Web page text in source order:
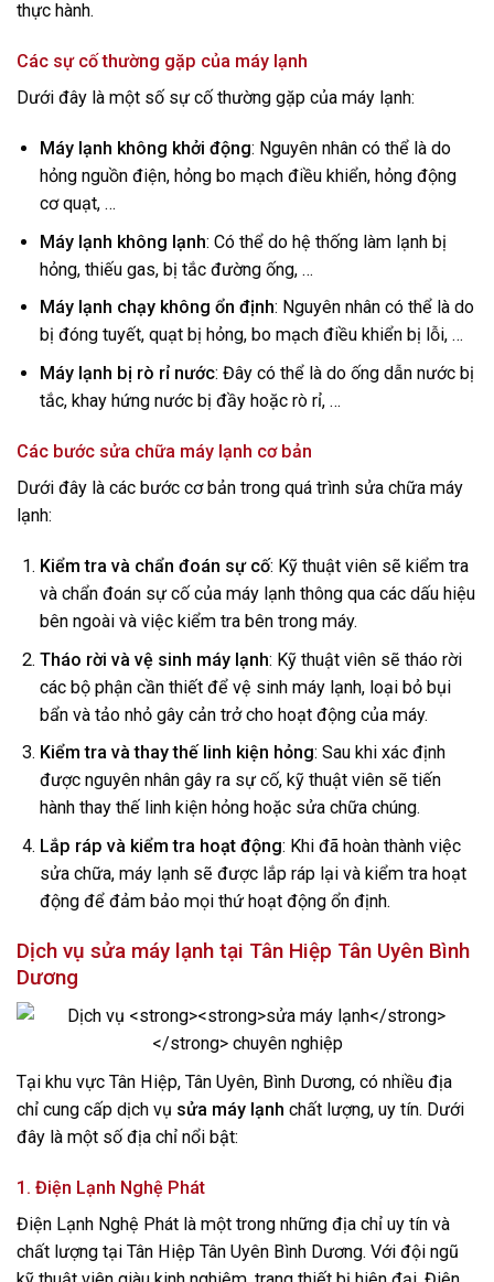
thực hành.
Các sự cố thường gặp của máy lạnh
Dưới đây là một số sự cố thường gặp của máy lạnh:
Máy lạnh không khởi động: Nguyên nhân có thể là do
hỏng nguồn điện, hỏng bo mạch điều khiển, hỏng động
cơ quạt, …
Máy lạnh không lạnh: Có thể do hệ thống làm lạnh bị
hỏng, thiếu gas, bị tắc đường ống, …
Máy lạnh chạy không ổn định: Nguyên nhân có thể là do
bị đóng tuyết, quạt bị hỏng, bo mạch điều khiển bị lỗi, …
Máy lạnh bị rò rỉ nước: Đây có thể là do ống dẫn nước bị
tắc, khay hứng nước bị đầy hoặc rò rỉ, …
Các bước sửa chữa máy lạnh cơ bản
Dưới đây là các bước cơ bản trong quá trình sửa chữa máy
lạnh:
Kiểm tra và chẩn đoán sự cố: Kỹ thuật viên sẽ kiểm tra
và chẩn đoán sự cố của máy lạnh thông qua các dấu hiệu
bên ngoài và việc kiểm tra bên trong máy.
Tháo rời và vệ sinh máy lạnh: Kỹ thuật viên sẽ tháo rời
các bộ phận cần thiết để vệ sinh máy lạnh, loại bỏ bụi
bẩn và tảo nhỏ gây cản trở cho hoạt động của máy.
Kiểm tra và thay thế linh kiện hỏng: Sau khi xác định
được nguyên nhân gây ra sự cố, kỹ thuật viên sẽ tiến
hành thay thế linh kiện hỏng hoặc sửa chữa chúng.
Lắp ráp và kiểm tra hoạt động: Khi đã hoàn thành việc
sửa chữa, máy lạnh sẽ được lắp ráp lại và kiểm tra hoạt
động để đảm bảo mọi thứ hoạt động ổn định.
Dịch vụ sửa máy lạnh tại Tân Hiệp Tân Uyên Bình
Dương
Tại khu vực Tân Hiệp, Tân Uyên, Bình Dương, có nhiều địa
chỉ cung cấp dịch vụ sửa máy lạnh chất lượng, uy tín. Dưới
đây là một số địa chỉ nổi bật:
1. Điện Lạnh Nghệ Phát
Điện Lạnh Nghệ Phát là một trong những địa chỉ uy tín và
chất lượng tại Tân Hiệp Tân Uyên Bình Dương. Với đội ngũ